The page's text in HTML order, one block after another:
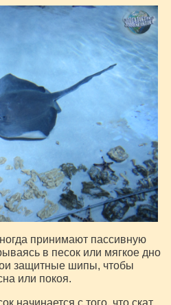
принимают пассивную
в песок или мягкое дно
защитные шипы, чтобы
или покоя.
начинается с того, что скат